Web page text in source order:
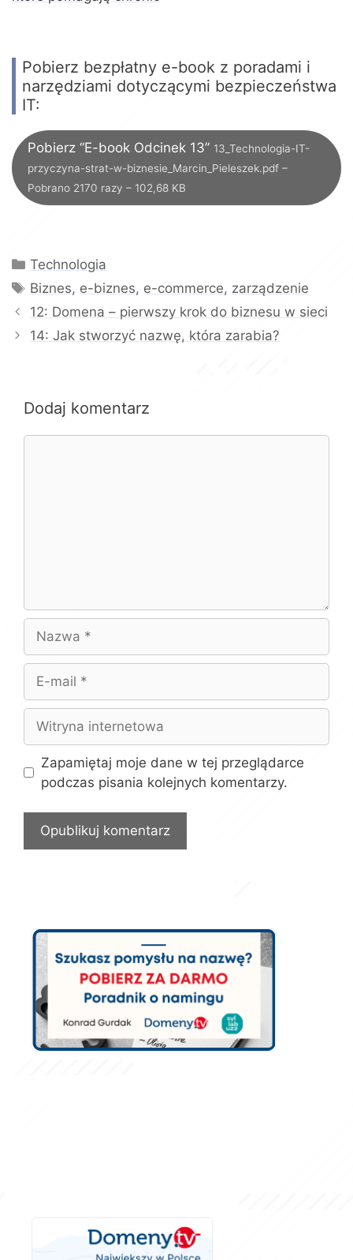
Pobierz bezpłatny e-book z poradami i
narzędziami dotyczącymi bezpieczeństwa
IT:
Pobierz “E-book Odcinek 13” 13_Technologia-IT-
przyczyna-strat-w-biznesie_Marcin_Pieleszek.pdf –
Pobrano 2170 razy – 102,68 KB
Kategorie
Technologia
Tagi
Biznes, e-biznes, e-commerce, zarządzenie
12: Domena – pierwszy krok do biznesu w sieci
14: Jak stworzyć nazwę, która zarabia?
Dodaj komentarz
mail
internetowa
Zapamiętaj moje dane w tej przeglądarce
podczas pisania kolejnych komentarzy.